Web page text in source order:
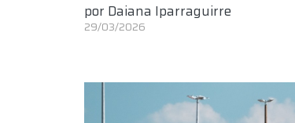
por Daiana Iparraguirre
29/03/2026